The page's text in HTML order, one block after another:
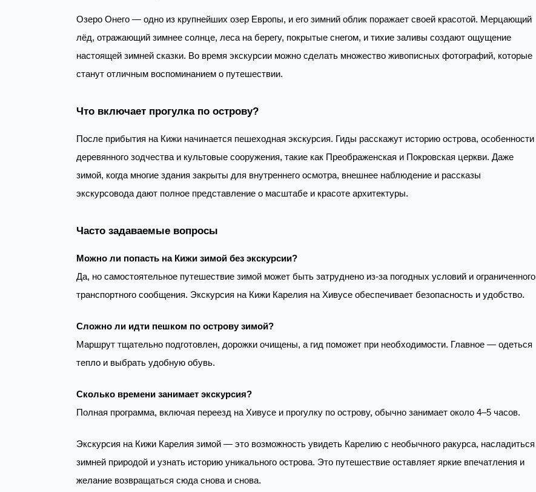
Озеро Онего — одно из крупнейших озер Европы, и его зимний облик поражает своей красотой. Мерцающий
лёд, отражающий зимнее солнце, леса на берегу, покрытые снегом, и тихие заливы создают ощущение
настоящей зимней сказки. Во время экскурсии можно сделать множество живописных фотографий, которые
станут отличным воспоминанием о путешествии.
Что включает прогулка по острову?
После прибытия на Кижи начинается пешеходная экскурсия. Гиды расскажут историю острова, особенности
деревянного зодчества и культовые сооружения, такие как Преображенская и Покровская церкви. Даже
зимой, когда многие здания закрыты для внутреннего осмотра, внешнее наблюдение и рассказы
экскурсовода дают полное представление о масштабе и красоте архитектуры.
Часто задаваемые вопросы
Можно ли попасть на Кижи зимой без экскурсии?
Да, но самостоятельное путешествие зимой может быть затруднено из-за погодных условий и ограниченного
транспортного сообщения. Экскурсия на Кижи Карелия на Хивусе обеспечивает безопасность и удобство.
Сложно ли идти пешком по острову зимой?
Маршрут тщательно подготовлен, дорожки очищены, а гид поможет при необходимости. Главное — одеться
тепло и выбрать удобную обувь.
Сколько времени занимает экскурсия?
Полная программа, включая переезд на Хивусе и прогулку по острову, обычно занимает около 4–5 часов.
Экскурсия на Кижи Карелия зимой — это возможность увидеть Карелию с необычного ракурса, насладиться
зимней природой и узнать историю уникального острова. Это путешествие оставляет яркие впечатления и
желание возвращаться сюда снова и снова.